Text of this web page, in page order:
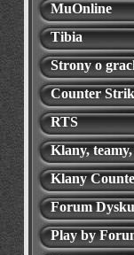
MuOnline
Tibia
Strony o
Counter
RTS
Klany,
Klany
Forum
Play by